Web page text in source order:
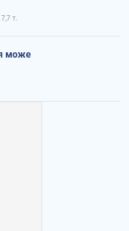
7,7 т.
може